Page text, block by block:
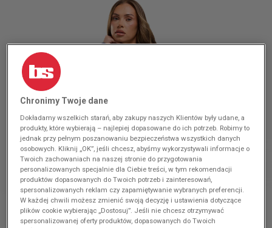
Chronimy Twoje dane
Dokładamy wszelkich starań, aby zakupy naszych Klientów były udane, a
produkty, które wybierają – najlepiej dopasowane do ich potrzeb. Robimy to
jednak przy pełnym poszanowaniu bezpieczeństwa wszystkich danych
osobowych. Kliknij „OK”, jeśli chcesz, abyśmy wykorzystywali informacje o
Twoich zachowaniach na naszej stronie do przygotowania
personalizowanych specjalnie dla Ciebie treści, w tym rekomendacji
produktów dopasowanych do Twoich potrzeb i zainteresowań,
spersonalizowanych reklam czy zapamiętywanie wybranych preferencji.
W każdej chwili możesz zmienić swoją decyzję i ustawienia dotyczące
plików cookie wybierając „Dostosuj”. Jeśli nie chcesz otrzymywać
spersonalizowanej oferty produktów, dopasowanych do Twoich